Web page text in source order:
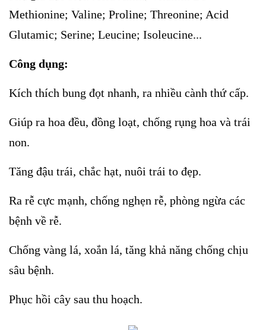
Methionine; Valine; Proline; Threonine; Acid
Glutamic; Serine; Leucine; Isoleucine...
Công dụng:
Kích thích bung đọt nhanh, ra nhiều cành thứ cấp.
Giúp ra hoa đều, đồng loạt, chống rụng hoa và trái
non.
Tăng đậu trái, chắc hạt, nuôi trái to đẹp.
Ra rễ cực mạnh, chống nghẹn rễ, phòng ngừa các
bệnh về rễ.
Chống vàng lá, xoắn lá, tăng khả năng chống chịu
sâu bệnh.
Phục hồi cây sau thu hoạch.